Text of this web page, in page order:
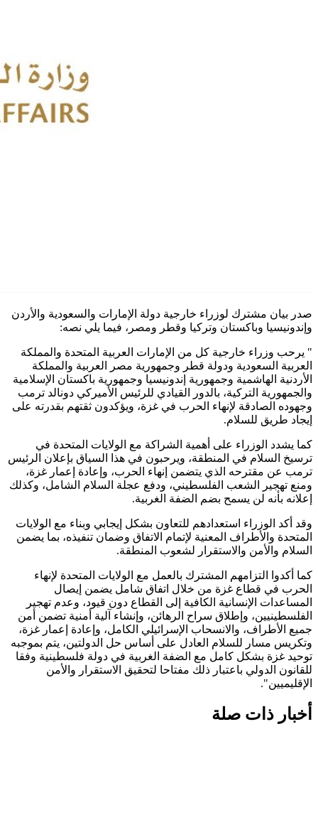
صدر بيان مشترك لوزراء خارجية دولة الإمارات والسعودية والأردن
وإندونيسيا وباكستان وتركيا وقطر ومصر، فيما يلي نصه:
" يرحب وزراء خارجية كل من الإمارات العربية المتحدة والمملكة
العربية السعودية ودولة قطر وجمهورية مصر العربية والمملكة
الأردنية الهاشمية وجمهورية إندونيسيا وجمهورية باكستان الإسلامية
والجمهورية التركية، بالدور القيادي للرئيس الأميركي دونالد ترمب
وجهوده الصادقة لإنهاء الحرب في غزة، ويؤكدون ثقتهم بقدرته على
إيجاد طريق للسلام.
كما يشدد الوزراء على أهمية الشراكة مع الولايات المتحدة في
ترسيخ السلام في المنطقة، ويرحبون في هذا السياق بإعلان الرئيس
ترمب عن مقترحه الذي يتضمن إنهاء الحرب، وإعادة إعمار غزة،
ومنع تهجير الشعب الفلسطيني، ودفع عجلة السلام الشامل، وكذلك
إعلانه بأنه لن يسمح بضم الضفة الغربية.
وقد أكد الوزراء استعدادهم للتعاون بشكل إيجابي وبناء مع الولايات
المتحدة والأطراف المعنية لإتمام الاتفاق وضمان تنفيذه، بما يضمن
السلام والأمن والاستقرار لشعوب المنطقة.
كما أكدوا التزامهم المشترك بالعمل مع الولايات المتحدة لإنهاء
الحرب في قطاع غزة من خلال اتفاق شامل يضمن إيصال
المساعدات الإنسانية الكافية إلى القطاع دون قيود، وعدم تهجير
الفلسطينيين، وإطلاق سراح الرهائن، وإنشاء آلية أمنية تضمن أمن
جميع الأطراف، والانسحاب الإسرائيلي الكامل، وإعادة إعمار غزة،
وتكريس مسار للسلام العادل على أساس حل الدولتين، يتم بموجبه
توحيد غزة بشكل كامل مع الضفة الغربية في دولة فلسطينية وفقا
للقانون الدولي باعتبار ذلك مفتاحا لتحقيق الاستقرار والأمن
الإقليميين".
أخبار ذات صلة